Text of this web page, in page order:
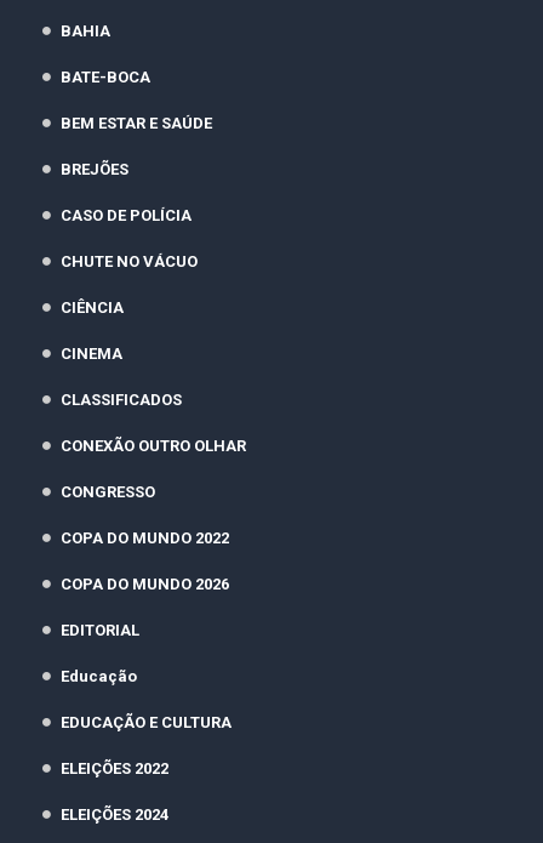
BAHIA
BATE-BOCA
BEM ESTAR E SAÚDE
BREJÕES
CASO DE POLÍCIA
CHUTE NO VÁCUO
CIÊNCIA
CINEMA
CLASSIFICADOS
CONEXÃO OUTRO OLHAR
CONGRESSO
COPA DO MUNDO 2022
COPA DO MUNDO 2026
EDITORIAL
Educação
EDUCAÇÃO E CULTURA
ELEIÇÕES 2022
ELEIÇÕES 2024